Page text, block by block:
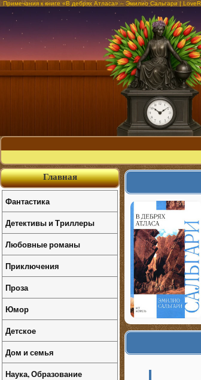
Примечания к книге «В дебрях Атласа» – Эмилио Сальгари |
Главная
Фантастика
Детективы и Триллеры
Любовные романы
Приключения
Проза
Юмор
Детское
Дом и семья
Наука, Образование